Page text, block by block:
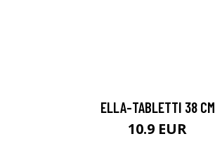
ELLA-TABLETTI 38 CM
10.9 EUR